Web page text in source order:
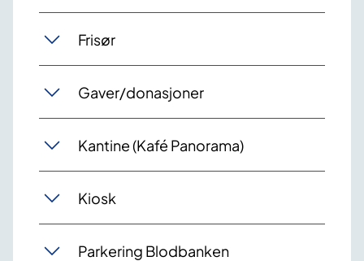
Frisør
Gaver/donasjoner
Kantine (Kafé Panorama)
Kiosk
Parkering Blodbanken